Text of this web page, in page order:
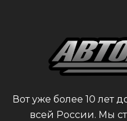
Вот уже более 10 лет
всей России. Мы